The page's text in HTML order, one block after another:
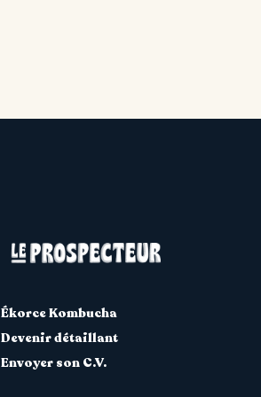
Ékorce Kombucha
Devenir détaillant
Envoyer son C.V.